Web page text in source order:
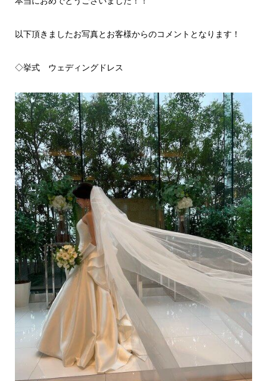
以下頂きましたお写真とお客様からのコメントとなります！
◇挙式 ウェディングドレス